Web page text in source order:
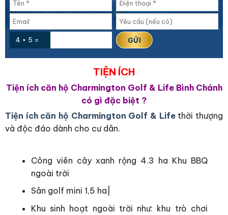
4 + 5 =
TIỆN ÍCH
Tiện ích căn hộ Charmington Golf & Life Bình Chánh
có gì đặc biệt ?
Tiện ích căn hộ Charmington Golf & Lifethời thượng
và độc đáo dành cho cư dân.
Công viên cây xanh rộng 4.3 ha Khu BBQ
ngoài trời
Sân golf mini 1,5 ha|
Khu sinh hoạt ngoài trời như: khu trò chơi